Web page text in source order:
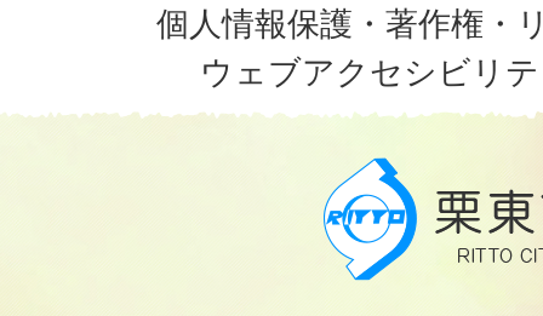
個人情報保護・著作権・
ウェブアクセシビリ